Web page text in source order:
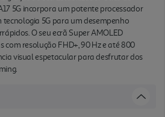
5G incorpora um potente processador
tecnologia 5G para um desempenho
O seu ecrã Super AMOLED
com resolução FHD+, 90 Hz e até 800
visual espetacular para desfrutar dos